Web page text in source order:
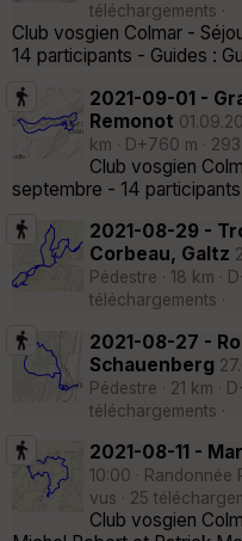
téléchargements ·
Club vosgien Colmar -
14 participants - Guides :
2021-09-01 -
Remonot
km · D+760 m ·
Club vosgien
septembre - 14
2021-08-29 -
Corbeau, Galtz
Pédestre · 18 km ·
téléchargements ·
2021-08-27 -
Schauenberg
Pédestre · 21 km ·
téléchargements ·
2021-08-11 -
10:00 · Randonnée
vus · 25
Club vosgien